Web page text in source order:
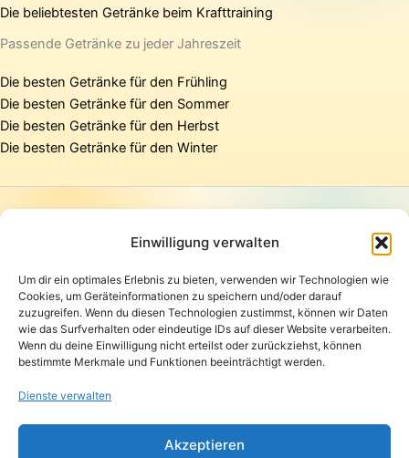
Einwilligung verwalten
Um dir ein optimales Erlebnis zu bieten, verwenden wir Technologien wie
Cookies, um Geräteinformationen zu speichern und/oder darauf
zuzugreifen. Wenn du diesen Technologien zustimmst, können wir Daten
wie das Surfverhalten oder eindeutige IDs auf dieser Website verarbeiten.
Wenn du deine Einwilligung nicht erteilst oder zurückziehst, können
bestimmte Merkmale und Funktionen beeinträchtigt werden.
Dienste verwalten
Akzeptieren
Die beliebtesten Getränke beim Krafttraining
Passende Getränke zu jeder Jahreszeit
Die besten Getränke für den Frühling
Die besten Getränke für den Sommer
Die besten Getränke für den Herbst
Die besten Getränke für den Winter
Presse
Datenschutzerklärung
AGB
Widerrufsbelehrung
Versand und Lieferung
Zahlungsarten
Copyright © 2026 Pfandpirat | Präsentiert vonZimmermanns
Internet & PR-Beratung